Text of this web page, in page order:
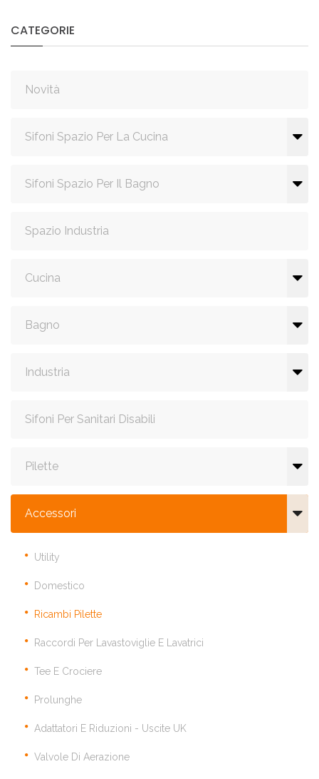
CATEGORIE
Novità
Sifoni Spazio Per La Cucina
Sifoni Spazio Per Il Bagno
Spazio Industria
Cucina
Bagno
Industria
Sifoni Per Sanitari Disabili
Pilette
Accessori
Utility
Domestico
Ricambi Pilette
Raccordi Per Lavastoviglie E Lavatrici
Tee E Crociere
Prolunghe
Adattatori E Riduzioni - Uscite UK
Valvole Di Aerazione